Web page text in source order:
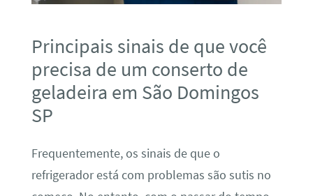
Principais sinais de que você
precisa de um conserto de
geladeira em São Domingos
SP
Frequentemente, os sinais de que o
refrigerador está com problemas são sutis no